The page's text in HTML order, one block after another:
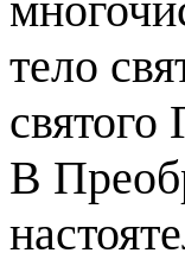
тело
святого
В